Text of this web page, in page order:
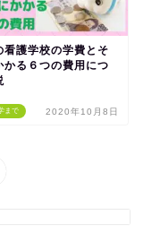
まで
看護学校の学費とそ
かる６つの費用につ
2020年10月8日